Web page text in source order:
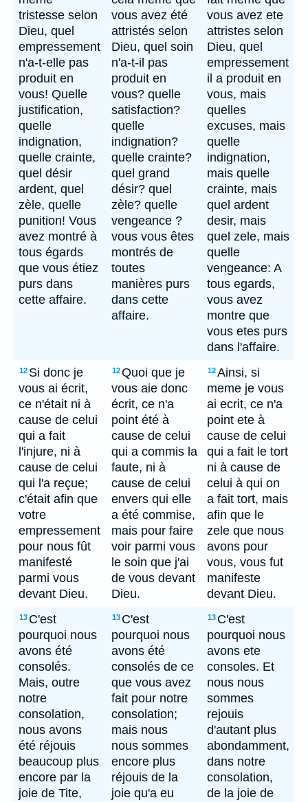
tristesse selon
Dieu, quel
empressement
n'a-t-elle pas
produit en
vous! Quelle
justification,
quelle
indignation,
quelle crainte,
quel désir
ardent, quel
zèle, quelle
punition! Vous
avez montré à
tous égards
que vous étiez
purs dans
cette affaire.
vous avez été
attristés selon
Dieu, quel soin
n'a-t-il pas
produit en
vous? quelle
satisfaction?
quelle
indignation?
quelle crainte?
quel grand
désir? quel
zèle? quelle
vengeance ?
vous vous êtes
montrés de
toutes
manières purs
dans cette
affaire.
vous avez ete
attristes selon
Dieu, quel
empressement
il a produit en
vous, mais
quelles
excuses, mais
quelle
indignation,
mais quelle
crainte, mais
quel ardent
desir, mais
quel zele, mais
quelle
vengeance: A
tous egards,
vous avez
montre que
vous etes purs
dans l'affaire.
12 Si donc je
vous ai écrit,
ce n'était ni à
cause de celui
qui a fait
l'injure, ni à
cause de celui
qui l'a reçue;
c'était afin que
votre
empressement
pour nous fût
manifesté
parmi vous
devant Dieu.
12Quoi que je
vous aie donc
écrit, ce n'a
point été à
cause de celui
qui a commis la
faute, ni à
cause de celui
envers qui elle
a été commise,
mais pour faire
voir parmi vous
le soin que j'ai
de vous devant
Dieu.
12Ainsi, si
meme je vous
ai ecrit, ce n'a
point ete à
cause de celui
qui a fait le tort
ni à cause de
celui à qui on
a fait tort, mais
afin que le
zele que nous
avons pour
vous, vous fut
manifeste
devant Dieu.
13 C'est
pourquoi nous
avons été
consolés.
Mais, outre
notre
consolation,
nous avons
été réjouis
beaucoup plus
encore par la
joie de Tite,
13 C'est
pourquoi nous
avons été
consolés de ce
que vous avez
fait pour notre
consolation;
mais nous
nous sommes
encore plus
réjouis de la
joie qu'a eu
13 C'est
pourquoi nous
avons ete
consoles. Et
nous nous
sommes
rejouis
d'autant plus
abondamment,
dans notre
consolation,
de la joie de